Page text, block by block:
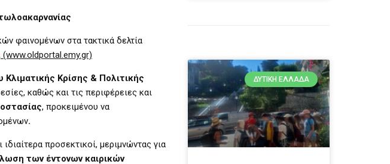
φαινομένων στα τακτικά δελτία
(www.oldportal.emy.gr)
Κλιματικής Κρίσης & Πολιτικής
καθώς και τις περιφέρειες και
, προκειμένου να
.
προσεκτικοί, μεριμνώντας για
των έντονων καιρικών
ΔΥΤΙΚΉ ΕΛΛΆΔΑ